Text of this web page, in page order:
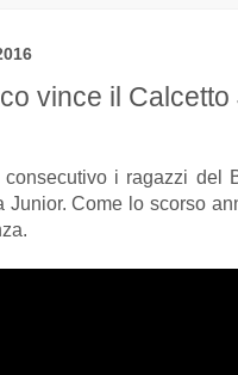
vince il
i ragazzi del
Junior. Come lo scorso